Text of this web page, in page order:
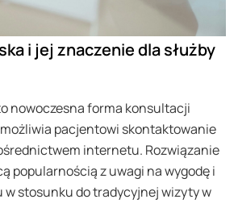
i jej znaczenie dla służby
nowoczesna forma konsultacji
pacjentowi skontaktowanie
internetu. Rozwiązanie
popularnością z uwagi na wygodę i
w stosunku do tradycyjnej wizyty w